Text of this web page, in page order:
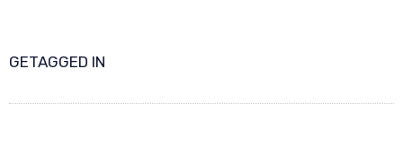
GETAGGED IN